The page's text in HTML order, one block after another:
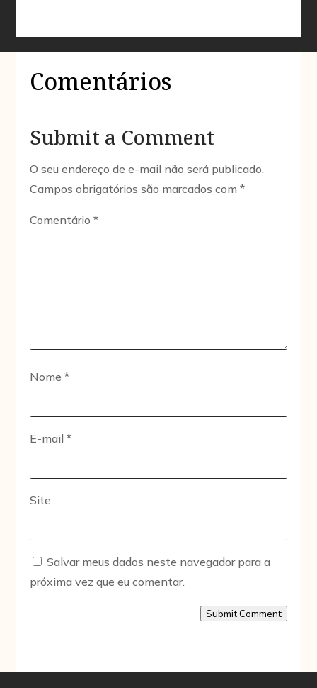
Comentários
Submit a Comment
O seu endereço de e-mail não será publicado.
Campos obrigatórios são marcados com*
Comentário*
Nome*
E-mail*
Site
Salvar meus dados neste navegador para a
próxima vez que eu comentar.
Submit Comment